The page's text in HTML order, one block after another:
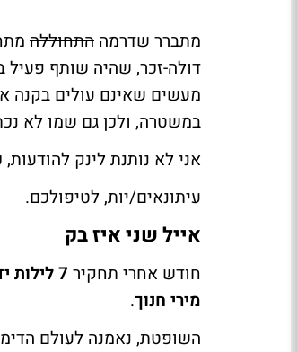
מתברר שדרמה התחוללה
דולה-זכר, שהיה שותף פעיל
מעשים שאינם עולים בקנה
במשטרה, ולכן גם שמו לא
אני לא נותנת לינק
עיתונאים/יות, לטיפולכם.
אייל שני איז בק
חודש אחרי תחקיר 7 לילות
מירי חנוך.
השופטת, נאמנה לעולם